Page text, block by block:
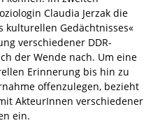
Claudia Jerzak die
kulturellen Gedächtnisses«
verschiedener DDR-
der Wende nach. Um eine
Erinnerung bis hin zu
offenzulegen, bezieht
AkteurInnen verschiedener
ein.